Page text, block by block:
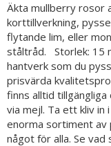
Äkta mullberry rosor
korttillverkning,
flytande lim, eller
ståltråd. Storlek: 15
hantverk som du
prisvärda
finns alltid
via mejl. Ta ett kliv in
enorma sortiment av
något för alla. Se